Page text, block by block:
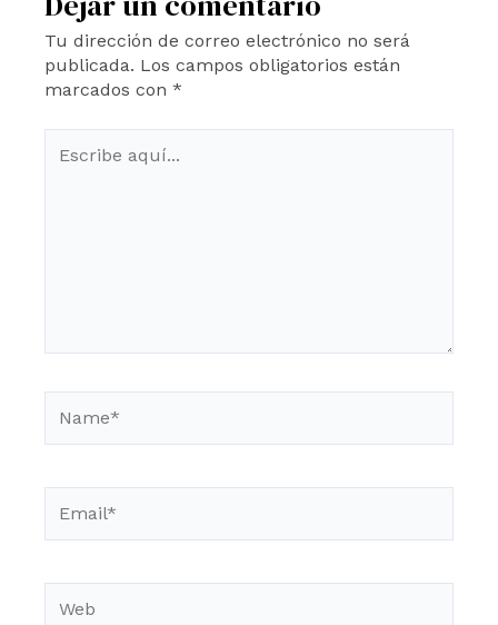
Tu dirección de correo electrónico no será
publicada. Los campos obligatorios están
marcados con *
aquí...